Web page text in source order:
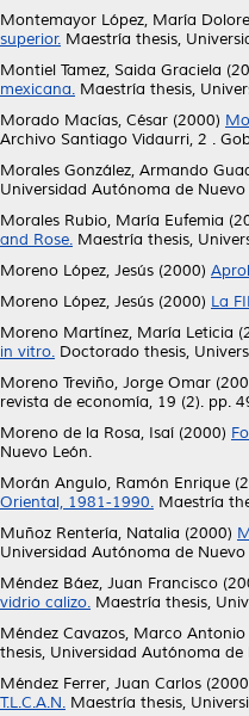
Montemayor López, María
superior. Maestría thesis,
Montiel Tamez, Saida Graciela
mexicana. Maestría thesis,
Morado Macías, César (2000)
Archivo Santiago Vidaurri, 2 .
Morales González, Armando
Universidad Autónoma de Nuevo
Morales Rubio, María Eufemia
and Rose. Maestría thesis,
Moreno López, Jesús (2000)
Moreno López, Jesús (2000) La
Moreno Martínez, María Leticia
in vitro. Doctorado thesis,
Moreno Treviño, Jorge Omar
revista de economía, 19 (2). pp.
Moreno de la Rosa, Isaí (2000)
Nuevo León.
Morán Angulo, Ramón Enrique
Oriental, 1981-1990. Maestría
Muñoz Rentería, Natalia (2000)
Universidad Autónoma de Nuevo
Méndez Báez, Juan Francisco
vidrio calizo. Maestría thesis,
Méndez Cavazos, Marco Antonio
thesis, Universidad Autónoma de
Méndez Ferrer, Juan Carlos
T.L.C.A.N. Maestría thesis,